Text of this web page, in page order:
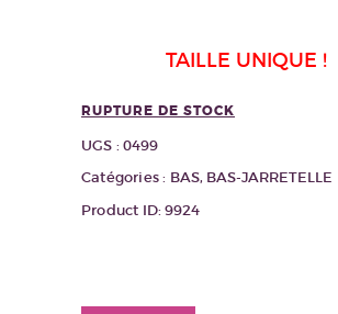
TAILLE UNIQUE !
RUPTURE DE STOCK
UGS :0499
Catégories : BAS, BAS-JARRETELLE
Product ID:9924